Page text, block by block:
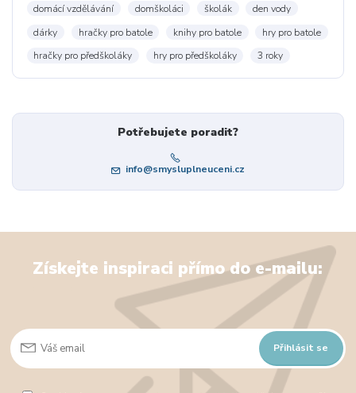
domácí vzdělávání
domškoláci školák
den vody
dárky
hračky pro batole knihy pro batole
hry pro batole
hračky pro předškoláky
hry pro předškoláky 3 roky
Potřebujete poradit?
info@smysluplneuceni.cz
Získejte inspiraci přímo do e-mailu:
Přihlásit se